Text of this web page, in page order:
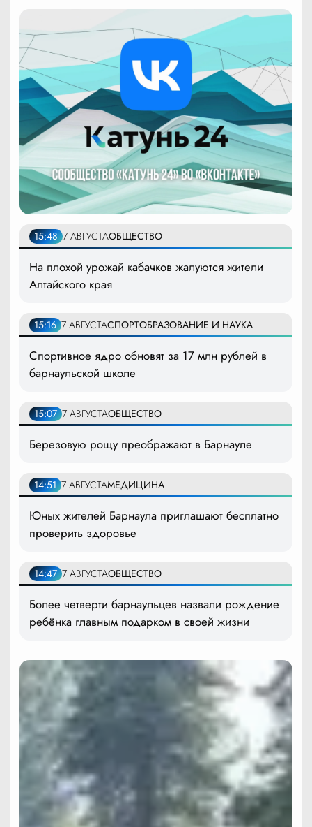
15:48 7 АВГУСТАОБЩЕСТВО
На плохой урожай кабачков жалуются жители
Алтайского края
15:16 7 АВГУСТАСПОРТОБРАЗОВАНИЕ И НАУКА
Спортивное ядро обновят за 17 млн рублей в
барнаульской школе
15:07 7 АВГУСТАОБЩЕСТВО
Березовую рощу преображают в Барнауле
14:51 7 АВГУСТАМЕДИЦИНА
Юных жителей Барнаула приглашают бесплатно
проверить здоровье
14:47 7 АВГУСТАОБЩЕСТВО
Более четверти барнаульцев назвали рождение
ребёнка главным подарком в своей жизни